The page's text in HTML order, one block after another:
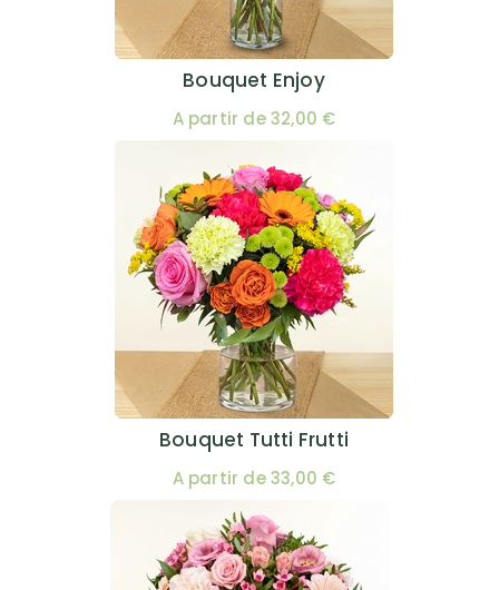
Bouquet Enjoy
A partir de 32,00 €
Bouquet Tutti Frutti
A partir de 33,00 €